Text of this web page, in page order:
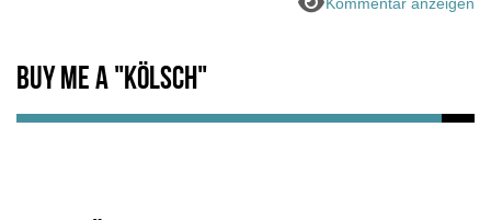
Buy me a "Kölsch"